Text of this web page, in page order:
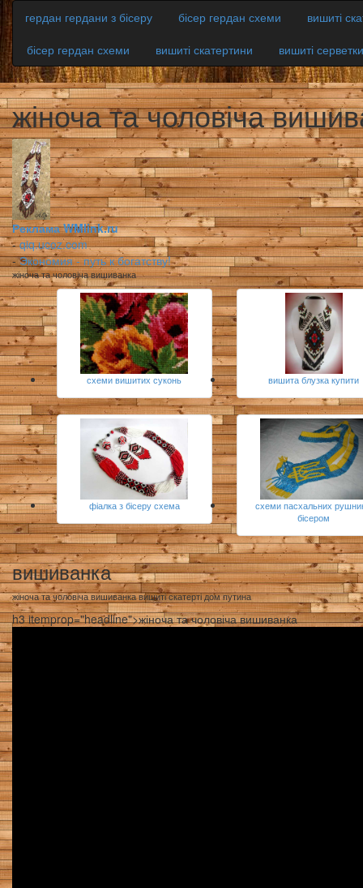
гердан гердани з бісеру бісер гердан схеми
вишиті
бісер гердан схеми
вишиті скатертини вишиті серветки
жіноча та чоловіча
Реклама WMlink.ru
-qiq.ucoz.com
-Экономия - путь к богатству!
жіноча та чоловіча вишиванка
схеми вишитих суконь вишита блузка купити
фіалка з бісеру схема
схеми пасхальних
бісером
вишиванка
жіноча та чоловіча вишиванка вишиті скатерті дом путина
h3 itemprop="headline">жіноча та чоловіча вишиванка